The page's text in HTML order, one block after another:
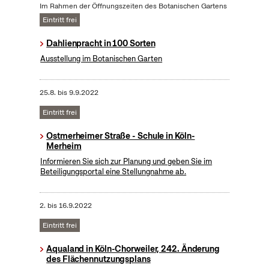
Im Rahmen der Öffnungszeiten des Botanischen Gartens
Eintritt frei
Dahlienpracht in 100 Sorten
Ausstellung im Botanischen Garten
25.8. bis9.9.2022
Eintritt frei
Ostmerheimer Straße - Schule in Köln-
Merheim
Informieren Sie sich zur Planung und geben Sie im
Beteiligungsportal eine Stellungnahme ab.
2. bis16.9.2022
Eintritt frei
Aqualand in Köln-Chorweiler, 242. Änderung
des Flächennutzungsplans